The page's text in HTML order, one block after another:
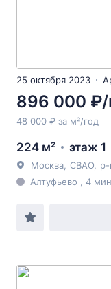
25 октября 2023
896 000
48 000 ₽ за м²/год
224 м² этаж 1
Москва СВАО
Алтуфьево , 4